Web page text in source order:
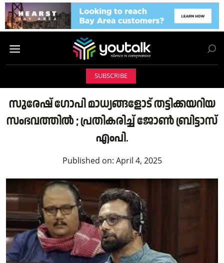
SUBSCRIBE
സുരേഷ് ഗോപി മാധ്യങ്ങളോട് തട്ടിക്കയറിയ
സംഭവത്തിൽ ; പ്രതികരിച്ച് ജോൺ ബ്രിട്ടാസ്
എംപി.
Published on: April 4, 2025